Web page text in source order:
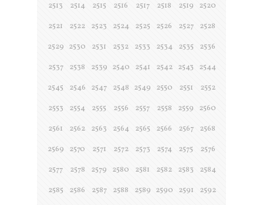
2513
2514 2515 2516 2517 2518 2519
2520
2521
2522 2523 2524 2525 2526 2527
2528
2529 2530 2531 2532 2533 2534 2535
2536
2537
2538 2539 2540 2541 2542 2543
2544
2545
2546 2547 2548 2549 2550 2551
2552
2553
2554 2555 2556 2557 2558 2559
2560
2561
2562 2563 2564 2565 2566 2567
2568
2569
2570 2571 2572 2573 2574 2575
2576
2577
2578 2579 2580 2581 2582 2583
2584
2585
2586 2587 2588 2589 2590 2591
2592